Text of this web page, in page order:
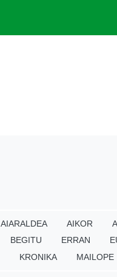
AIARALDEA AIKOR
BEGITU
ERRAN
KRONIKA
MAILOPE